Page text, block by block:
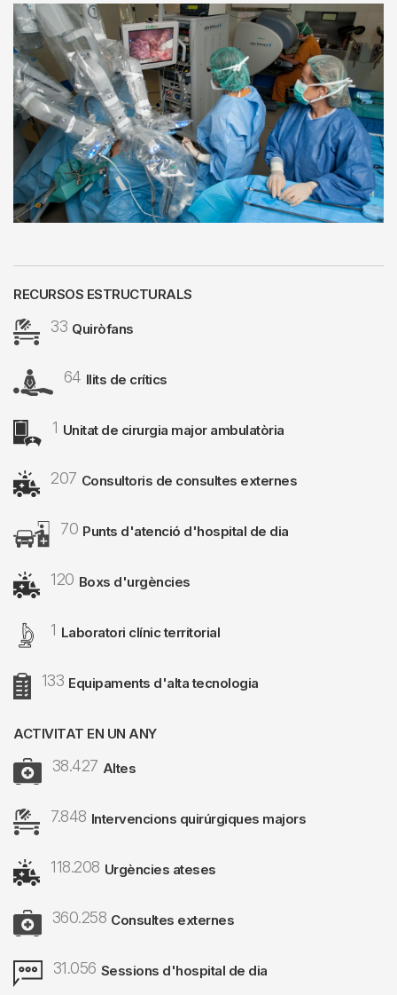
RECURSOS ESTRUCTURALS
Image33 Quiròfans
Image 64 llits de crítics
Image 1 Unitat de cirurgia major ambulatòria
Image207 Consultoris de consultes externes
Image 70 Punts d'atenció d'hospital de dia
Image120 Boxs d'urgències
Image1 Laboratori clínic territorial
Image133 Equipaments d'alta tecnologia
ACTIVITAT EN UN ANY
Image 38.427 Altes
Image 7.848 Intervencions quirúrgiques majors
Image118.208 Urgències ateses
Image 360.258 Consultes externes
Image 31.056 Sessions d'hospital de dia